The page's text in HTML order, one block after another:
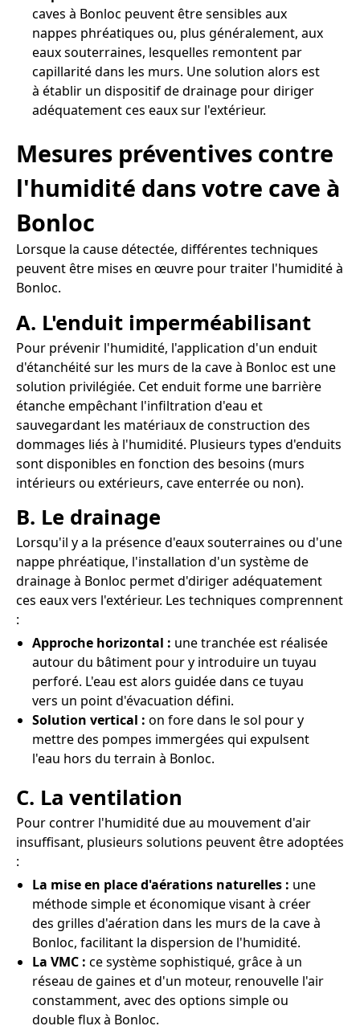
caves à Bonloc peuvent être sensibles aux
nappes phréatiques ou, plus généralement, aux
eaux souterraines, lesquelles remontent par
capillarité dans les murs. Une solution alors est
à établir un dispositif de drainage pour diriger
adéquatement ces eaux sur l'extérieur.
Mesures préventives contre
l'humidité dans votre cave à
Bonloc
Lorsque la cause détectée, différentes techniques
peuvent être mises en œuvre pour traiter l'humidité à
Bonloc.
A. L'enduit imperméabilisant
Pour prévenir l'humidité, l'application d'un enduit
d'étanchéité sur les murs de la cave à Bonloc est une
solution privilégiée. Cet enduit forme une barrière
étanche empêchant l'infiltration d'eau et
sauvegardant les matériaux de construction des
dommages liés à l'humidité. Plusieurs types d'enduits
sont disponibles en fonction des besoins (murs
intérieurs ou extérieurs, cave enterrée ou non).
B. Le drainage
Lorsqu'il y a la présence d'eaux souterraines ou d'une
nappe phréatique, l'installation d'un système de
drainage à Bonloc permet d'diriger adéquatement
ces eaux vers l'extérieur. Les techniques comprennent
:
Approche horizontal : une tranchée est réalisée
autour du bâtiment pour y introduire un tuyau
perforé. L'eau est alors guidée dans ce tuyau
vers un point d'évacuation défini.
Solution vertical : on fore dans le sol pour y
mettre des pompes immergées qui expulsent
l'eau hors du terrain à Bonloc.
C. La ventilation
Pour contrer l'humidité due au mouvement d'air
insuffisant, plusieurs solutions peuvent être adoptées
:
La mise en place d'aérations naturelles : une
méthode simple et économique visant à créer
des grilles d'aération dans les murs de la cave à
Bonloc, facilitant la dispersion de l'humidité.
La VMC : ce système sophistiqué, grâce à un
réseau de gaines et d'un moteur, renouvelle l'air
constamment, avec des options simple ou
double flux à Bonloc.